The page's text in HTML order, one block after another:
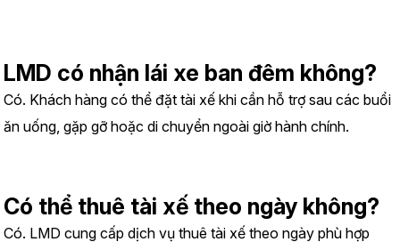
LMD có nhận lái xe ban đêm không?
Có. Khách hàng có thể đặt tài xế khi cần hỗ trợ sau các buổi
ăn uống, gặp gỡ hoặc di chuyển ngoài giờ hành chính.
Có thể thuê tài xế theo ngày không?
Có. LMD cung cấp dịch vụ thuê tài xế theo ngày phù hợp